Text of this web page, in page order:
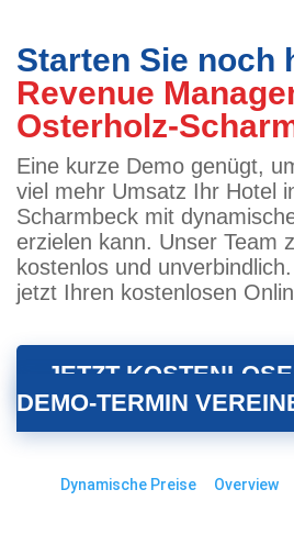
Starten Sie noch
Revenue
Osterholz-
Eine kurze Demo genügt,
viel mehr Umsatz Ihr Hotel
Scharmbeck mit
erzielen kann. Unser Team
kostenlos und
jetzt Ihren kostenlosen
JETZT
DEMO-TERMIN
Dynamische Preise Overview